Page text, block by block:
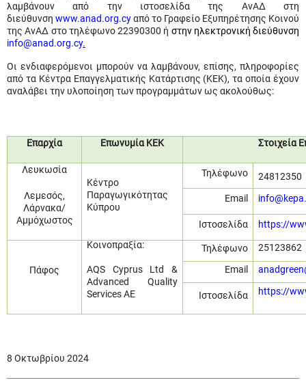
λαμβάνουν από την ιστοσελίδα της ΑνΑΔ στη
διεύθυνση www.anad.org.cyαπό το Γραφείο Εξυπηρέτησης Κοινού
της ΑνΑΔ στο τηλέφωνο 22390300 ή στην ηλεκτρονική διεύθυνση
info@anad.org.cy.
Οι ενδιαφερόμενοι μπορούν να λαμβάνουν, επίσης, πληροφορίες
από τα Κέντρα Επαγγελματικής Κατάρτισης (ΚΕΚ), τα οποία έχουν
αναλάβει την υλοποίηση των προγραμμάτων ως ακολούθως:
Επαρχία Επωνυμία ΚΕΚ Στοιχεία
Λευκωσία
Λεμεσός,
Λάρνακα/
Αμμόχωστος
Κέντρο
Παραγωγικότητας
Κύπρου
Τηλέφωνο
24812350
Email
Ιστοσελίδα https://
Πάφος
Κοινοπραξία:
AQS Cyprus Ltd &
Advanced Quality
Services AE
Τηλέφωνο
25123862
Email
anadgreen
Ιστοσελίδα https://
8 Οκτωβρίου 2024